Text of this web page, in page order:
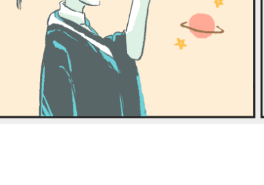
ColleGo! 大學選才與高中育才輔助系統